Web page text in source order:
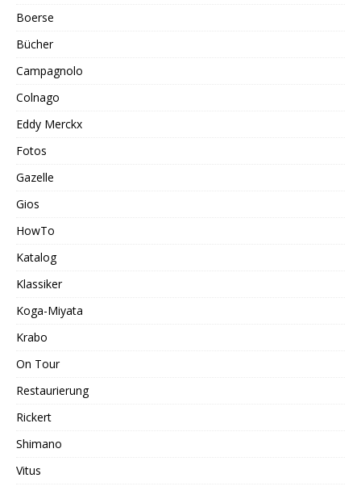
Boerse
Bücher
Campagnolo
Colnago
Eddy Merckx
Fotos
Gazelle
Gios
HowTo
Katalog
Klassiker
Koga-Miyata
Krabo
On Tour
Restaurierung
Rickert
Shimano
Vitus